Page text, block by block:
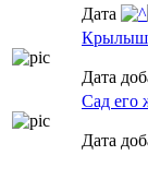
Дата
Дата
Сад его
Дата